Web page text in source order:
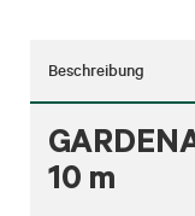
Beschreibung
10 m